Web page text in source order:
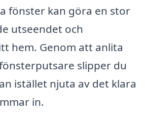
fönster kan göra en stor
utseendet och
hem. Genom att anlita
slipper du
istället njuta av det klara
in.